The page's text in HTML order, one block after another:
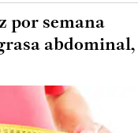
por semana
abdominal,